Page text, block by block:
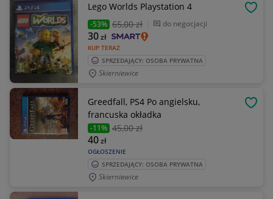
Lego Worlds Playstation 4
-53% 65,00 zł do negocjacji
KUP TERAZ
30zł
SPRZEDAJĄCY: OSOBA PRYWATNA
Skierniewice
Greedfall, PS4 Po angielsku,
francuska okładka
-11% 45,00 zł
OGŁOSZENIE
40zł
SPRZEDAJĄCY: OSOBA PRYWATNA
Skierniewice